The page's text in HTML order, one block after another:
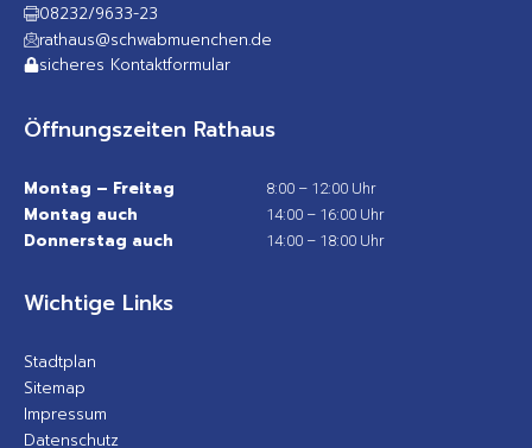
08232/9633-23
rathaus@schwabmuenchen.de
sicheres Kontaktformular
Öffnungszeiten Rathaus
Montag – Freitag 8:00 – 12:00 Uhr
Montag auch 14:00 – 16:00 Uhr
Donnerstag auch 14:00 – 18:00 Uhr
Wichtige Links
Stadtplan
Sitemap
Impressum
Datenschutz